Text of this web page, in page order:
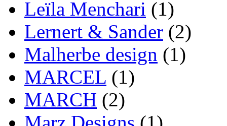
Leïla Menchari (1)
Lernert & Sander (2)
Malherbe design (1)
MARCEL (1)
MARCH (2)